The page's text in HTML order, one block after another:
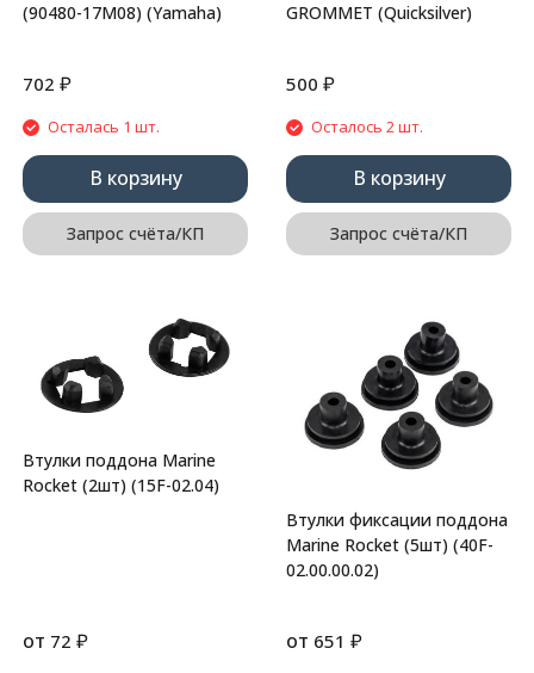
(90480-17M08) (Yamaha)
702 ₽
Осталась 1 шт.
В корзину
Запрос счёта/КП
GROMMET (Quicksilver)
500 ₽
Осталось 2 шт.
В корзину
Запрос счёта/КП
Втулки поддона Marine
Rocket (2шт) (15F-02.04)
от 72 ₽
Втулки фиксации поддона
Marine Rocket (5шт) (40F-
02.00.00.02)
от 651 ₽